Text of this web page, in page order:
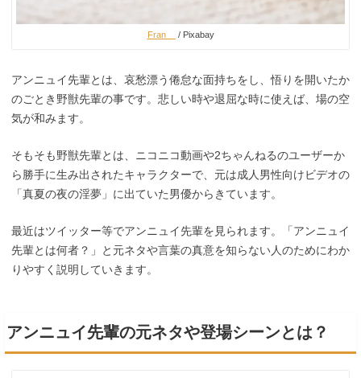
Fran__ / Pixabay
アンニュイ先輩とは、哀愁漂う倦怠な面持ちをし、悟りを開いたか
のごとき野獣先輩の事です。悲しい時や退屈な時に使えば、場の空
気が和みます。
そもそも野獣先輩とは、ニコニコ動画や2ちゃんねるのユーザーか
ら勝手に生み出されたキャラクターで、元は成人男性向けビデオの
「真夏の夜の淫夢」に出ていた男優からきています。
最近はツイッター等でアンニュイ先輩を見られます。「アンニュイ
先輩とは何者？」と元ネタや言葉の真意を知らない人のためにわか
りやすく説明していきます。
アンニュイ先輩の元ネタや登場シーンとは？